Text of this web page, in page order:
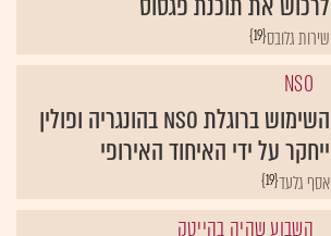
{19}שירות גלובס
NSO
השימוש ברוגלת NSO בהונגריה ופולין
ייחקר על ידי האיחוד האירופי
{19}אסף גלעד
השבוע שהיה בהייטק